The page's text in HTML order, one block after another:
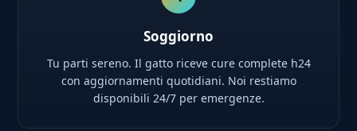
Soggiorno
Tu parti sereno. Il gatto riceve cure complete h24
con aggiornamenti quotidiani. Noi restiamo
disponibili 24/7 per emergenze.